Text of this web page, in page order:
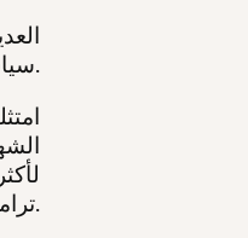
سياسات كشف عنها مركزالأبحاث المحافظ "مؤسسة هيريتج" عام 2024.
ترامب في معاداة السامية.